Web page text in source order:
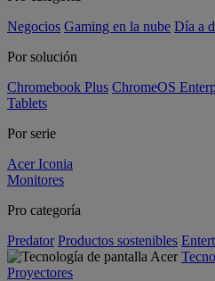
Negocios Gaming en la nube Día a
Por solución
Chromebook Plus ChromeOS
Tablets
Por serie
Acer Iconia
Monitores
Pro categoría
Predator Productos sostenibles
Proyectores